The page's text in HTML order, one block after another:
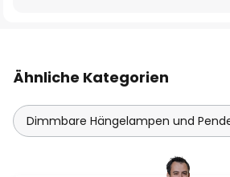
Ähnliche Kategorien
Dimmbare Hängelampen und